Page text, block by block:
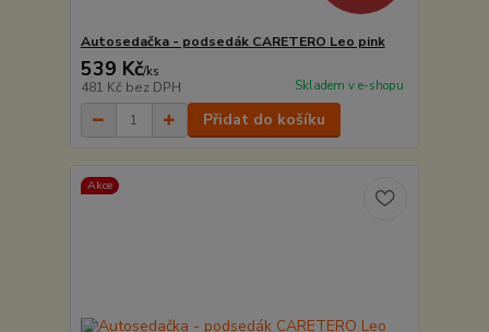
Autosedačka - podsedák CARETERO Leo pink
539 Kč/ks
481 Kč bez DPH Skladem v e-shopu
Přidat do košíku
Akce